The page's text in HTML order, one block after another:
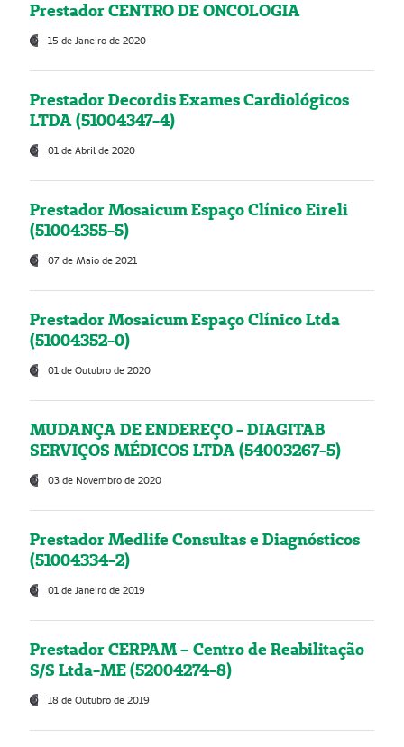
Prestador CENTRO DE ONCOLOGIA
15 de Janeiro de 2020
Prestador Decordis Exames Cardiológicos
LTDA (51004347-4)
01 de Abril de 2020
Prestador Mosaicum Espaço Clínico Eireli
(51004355-5)
07 de Maio de 2021
Prestador Mosaicum Espaço Clínico Ltda
(51004352-0)
01 de Outubro de 2020
MUDANÇA DE ENDEREÇO - DIAGITAB
SERVIÇOS MÉDICOS LTDA (54003267-5)
03 de Novembro de 2020
Prestador Medlife Consultas e Diagnósticos
(51004334-2)
01 de Janeiro de 2019
Prestador CERPAM – Centro de Reabilitação
S/S Ltda-ME (52004274-8)
18 de Outubro de 2019